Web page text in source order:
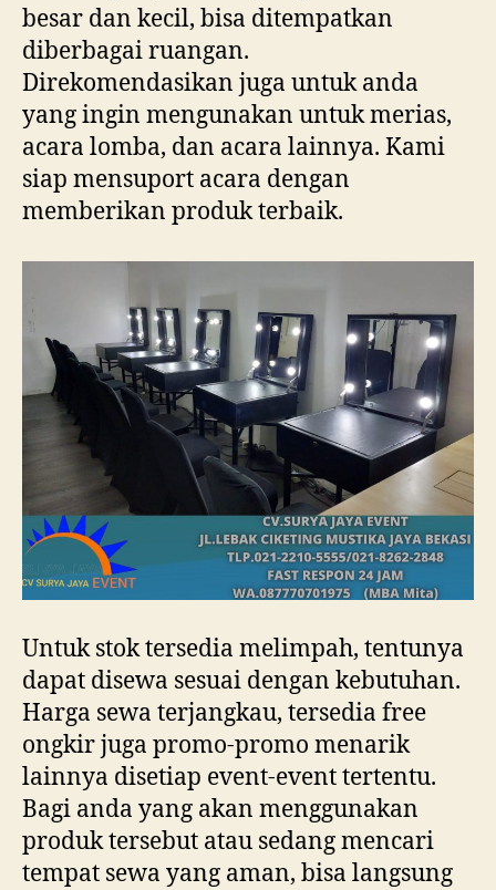
besar dan kecil, bisa ditempatkan
diberbagai ruangan.
Direkomendasikan juga untuk anda
yang ingin mengunakan untuk merias,
acara lomba, dan acara lainnya. Kami
siap mensuport acara dengan
memberikan produk terbaik.
Untuk stok tersedia melimpah, tentunya
dapat disewa sesuai dengan kebutuhan.
Harga sewa terjangkau, tersedia free
ongkir juga promo-promo menarik
lainnya disetiap event-event tertentu.
Bagi anda yang akan menggunakan
produk tersebut atau sedang mencari
tempat sewa yang aman, bisa langsung